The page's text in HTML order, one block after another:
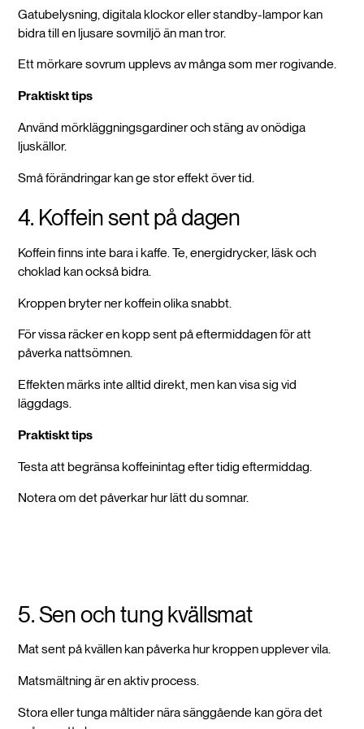
Gatubelysning, digitala klockor eller standby-lampor kan
bidra till en ljusare sovmiljö än man tror.
Ett mörkare sovrum upplevs av många som mer rogivande.
Praktiskt tips
Använd mörkläggningsgardiner och stäng av onödiga
ljuskällor.
Små förändringar kan ge stor effekt över tid.
4. Koffein sent på dagen
Koffein finns inte bara i kaffe. Te, energidrycker, läsk och
choklad kan också bidra.
Kroppen bryter ner koffein olika snabbt.
För vissa räcker en kopp sent på eftermiddagen för att
påverka nattsömnen.
Effekten märks inte alltid direkt, men kan visa sig vid
läggdags.
Praktiskt tips
Testa att begränsa koffeinintag efter tidig eftermiddag.
Notera om det påverkar hur lätt du somnar.
5. Sen och tung kvällsmat
Mat sent på kvällen kan påverka hur kroppen upplever vila.
Matsmältning är en aktiv process.
Stora eller tunga måltider nära sänggående kan göra det